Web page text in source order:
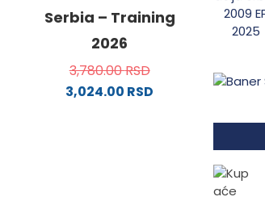
Serbia – Training
2026
3,780.00RSD
3,024.00 RSD